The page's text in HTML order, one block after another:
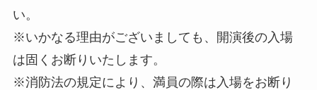
い。
※いかなる理由がございましても、開演後の入場
は固くお断りいたします。
※消防法の規定により、満員の際は入場をお断り